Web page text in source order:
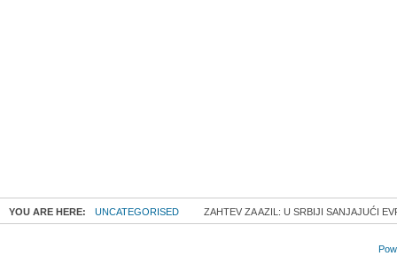
YOU ARE HERE: UNCATEGORISED ZAHTEV ZA AZIL: U SRBIJI SANJAJUĆI